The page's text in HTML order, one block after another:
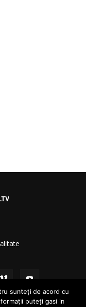
sunteți de acord cu
puteți gasi in